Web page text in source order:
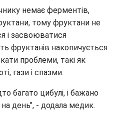
немає ферментів,
тому фруктани не
і засвоюватися
фруктанів накопичується
проблеми, такі як
гази і спазми.
багато цибулі, і бажано
на день", - додала медик.